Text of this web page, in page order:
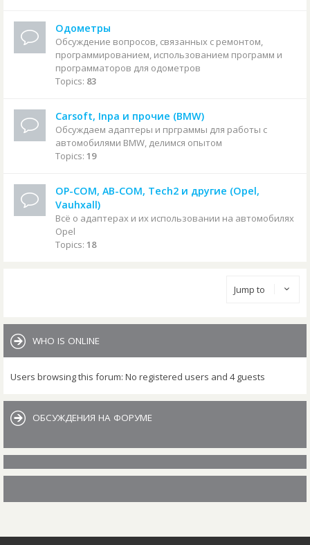
Одометры
Обсуждение вопросов, связанных с ремонтом,
программированием, использованием программ и
программаторов для одометров
Topics: 83
Carsoft, Inpa и прочие (BMW)
Обсуждаем адаптеры и прграммы для работы с
автомобилями BMW, делимся опытом
Topics: 19
OP-COM, AB-COM, Tech2 и другие (Opel,
Vauhxall)
Всё о адаптерах и их использовании на автомобилях
Opel
Topics: 18
Jump to
WHO IS ONLINE
Users browsing this forum: No registered users and 4 guests
ОБСУЖДЕНИЯ НА ФОРУМЕ